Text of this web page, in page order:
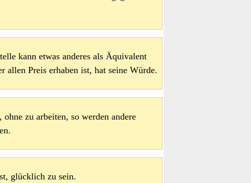
kann etwas anderes als Äquivalent
allen Preis erhaben ist, hat seine Würde.
zu arbeiten, so werden andere
glücklich zu sein.